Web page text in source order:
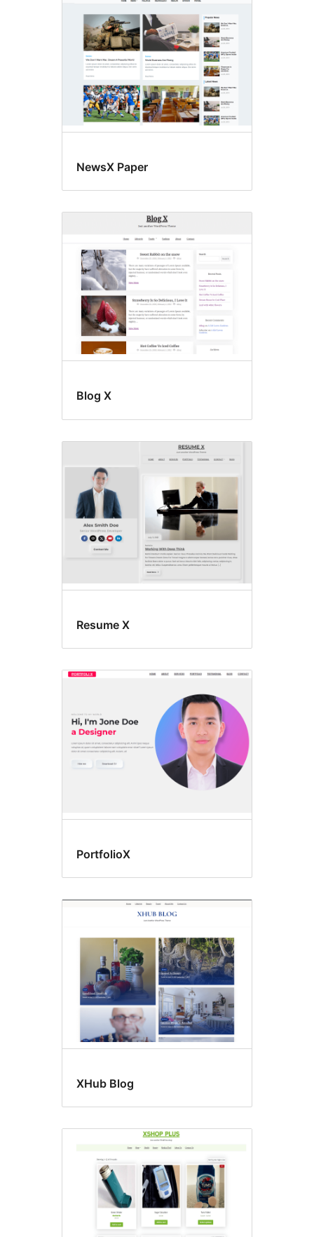
NewsX Paper
Blog X
Resume X
PortfolioX
XHub Blog